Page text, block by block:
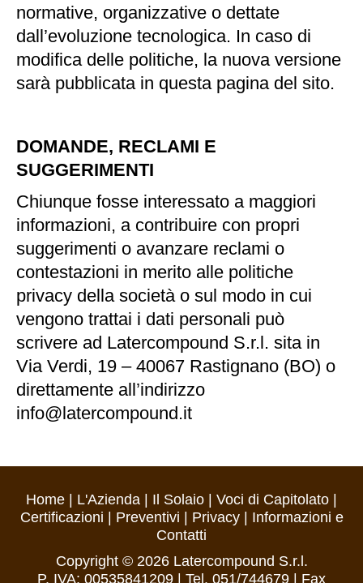
normative, organizzative o dettate
dall’evoluzione tecnologica. In caso di
modifica delle politiche, la nuova versione
sarà pubblicata in questa pagina del sito.
DOMANDE, RECLAMI E
SUGGERIMENTI
Chiunque fosse interessato a maggiori
informazioni, a contribuire con propri
suggerimenti o avanzare reclami o
contestazioni in merito alle politiche
privacy della società o sul modo in cui
vengono trattai i dati personali può
scrivere ad Latercompound S.r.l. sita in
Via Verdi, 19 – 40067 Rastignano (BO) o
direttamente all’indirizzo
info@latercompound.it
Home | L'Azienda | Il Solaio | Voci di Capitolato |
Certificazioni | Preventivi | Privacy| Informazioni e
Contatti
Copyright © 2026 Latercompound S.r.l.
P. IVA: 00535841209 | Tel. 051/744679 | Fax